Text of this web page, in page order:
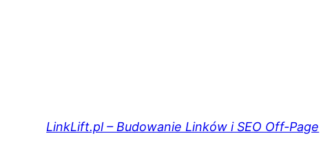
LinkLift.pl – Budowanie Linków i SEO Off-Page